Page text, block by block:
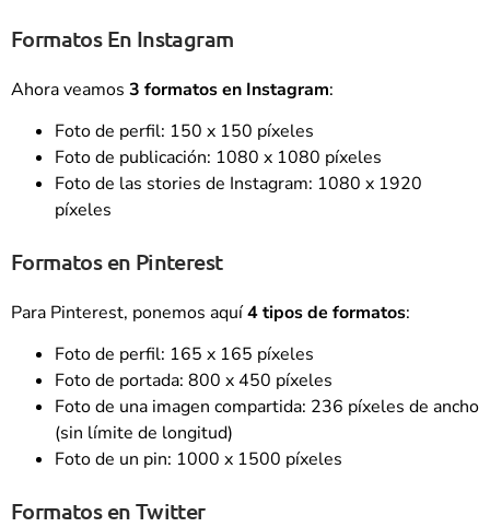
Formatos En Instagram
Ahora veamos 3 formatos en Instagram:
Foto de perfil: 150 x 150 píxeles
Foto de publicación: 1080 x 1080 píxeles
Foto de las stories de Instagram: 1080 x 1920
píxeles
Formatos en Pinterest
Para Pinterest, ponemos aquí4 tipos de formatos:
Foto de perfil: 165 x 165 píxeles
Foto de portada: 800 x 450 píxeles
Foto de una imagen compartida: 236 píxeles de ancho
(sin límite de longitud)
Foto de un pin: 1000 x 1500 píxeles
Formatos en Twitter